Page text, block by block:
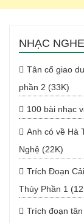
NHẠC
Tân cổ giao
phần 2 (33K)
100 bài nhạc
Anh có về Hà
Nghệ (22K)
Trích Đoạn
Thủy Phần 1
Trích đoạn